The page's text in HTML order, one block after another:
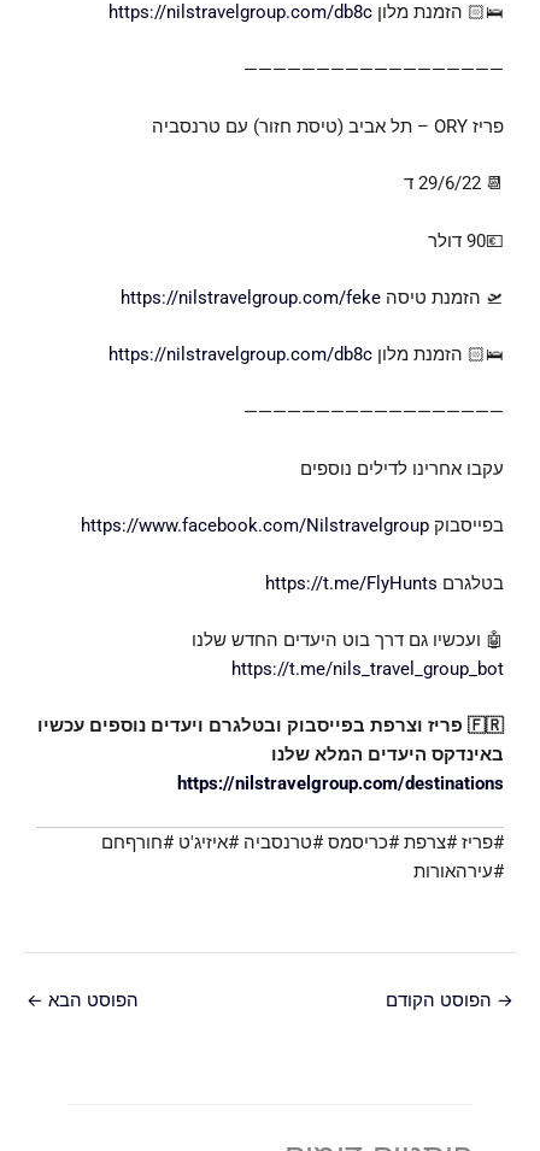
🛌🏻 הזמנת מלון https://nilstravelgroup.com/db8c
——————————————————
פריז ORY – תל אביב (טיסת חזור) עם טרנסביה
📆 29/6/22 ד
💶90 דולר
🛫 הזמנת טיסה https://nilstravelgroup.com/feke
🛌🏻 הזמנת מלון https://nilstravelgroup.com/db8c
——————————————————
עקבו אחרינו לדילים נוספים
בפייסבוק https://www.facebook.com/Nilstravelgroup
בטלגרם https://t.me/FlyHunts
🤖 ועכשיו גם דרך בוט היעדים החדש שלנו
https://t.me/nils_travel_group_bot
🇫🇷 פריז וצרפת בפייסבוק ובטלגרם ויעדים נוספים עכשיו
באינדקס היעדים המלא שלנו
https://nilstravelgroup.com/destinations
#פריז #צרפת #כריסמס #טרנסביה #איזיג'ט #חורףחם
#עירהאורות
→ הפוסט הקודם הפוסט הבא ←